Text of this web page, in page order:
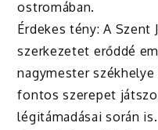
ostromában.
Érdekes tény: A Szent
szerkezetet erőddé
nagymester
fontos szerepet
légitámadásai során is.